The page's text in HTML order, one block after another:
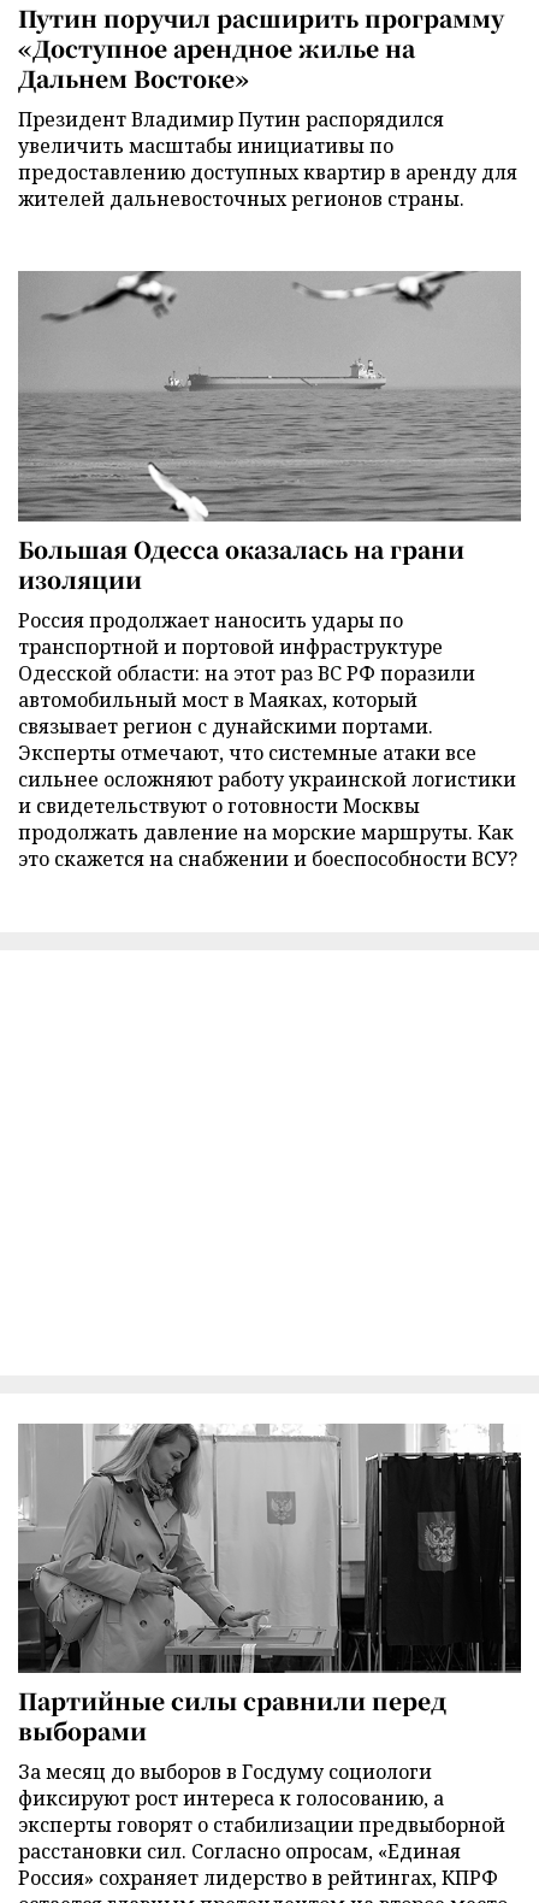
Путин поручил расширить программу
«Доступное арендное жилье на
Дальнем Востоке»
Президент Владимир Путин распорядился
увеличить масштабы инициативы по
предоставлению доступных квартир в аренду для
жителей дальневосточных регионов страны.
Большая Одесса оказалась на грани
изоляции
Россия продолжает наносить удары по
транспортной и портовой инфраструктуре
Одесской области: на этот раз ВС РФ поразили
автомобильный мост в Маяках, который
связывает регион с дунайскими портами.
Эксперты отмечают, что системные атаки все
сильнее осложняют работу украинской логистики
и свидетельствуют о готовности Москвы
продолжать давление на морские маршруты. Как
это скажется на снабжении и боеспособности ВСУ?
Партийные силы сравнили перед
выборами
За месяц до выборов в Госдуму социологи
фиксируют рост интереса к голосованию, а
эксперты говорят о стабилизации предвыборной
расстановки сил. Согласно опросам, «Единая
Россия» сохраняет лидерство в рейтингах, КПРФ